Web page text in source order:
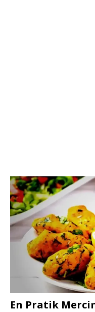
En Pratik